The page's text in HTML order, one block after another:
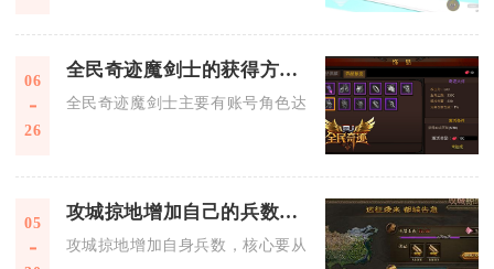
06
26
全民奇迹魔剑士的获得方式有哪些
全民奇迹魔剑士主要有账号角色达标解锁、商城购买角色卡
05 攻城掠地增加自己的兵数的有效办法是什么
攻城掠地增加自身兵数，核心要从升级军事建筑、点满相关